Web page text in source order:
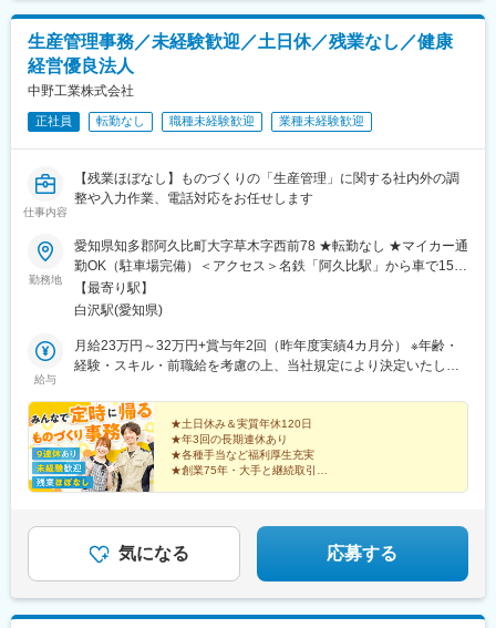
生産管理事務／未経験歓迎／土日休／残業なし／健康
経営優良法人
中野工業株式会社
正社員 転勤なし 職種未経験歓迎 業種未経験歓迎
仕事内容
【残業ほぼなし】ものづくりの「生産管理」に関する社内外の調
整や入力作業、電話対応をお任せします
勤務地
愛知県知多郡阿久比町大字草木字西前78 ★転勤なし ★マイカー通
勤OK（駐車場完備）＜アクセス＞名鉄「阿久比駅」から車で15分
※受動喫煙対策：屋内禁煙
【最寄り駅】
白沢駅(愛知県)
給与
月給23万円～32万円+賞与年2回（昨年度実績4カ月分） ※年齢・
経験・スキル・前職給を考慮の上、当社規定により決定いたしま
★土日休み＆実質年休120日
★年3回の長期連休あり
★各種手当など福利厚生充実
★創業75年・大手と継続取引
働きやすい環境で、事務デビューを叶えませんか？
気になる 応募する